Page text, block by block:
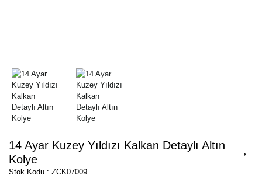
14 Ayar Kuzey Yıldızı Kalkan Detaylı Altın
Kolye
Stok Kodu : ZCK07009